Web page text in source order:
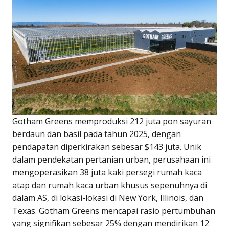
Gotham Greens memproduksi 212 juta pon sayuran
berdaun dan basil pada tahun 2025, dengan
pendapatan diperkirakan sebesar $143 juta. Unik
dalam pendekatan pertanian urban, perusahaan ini
mengoperasikan 38 juta kaki persegi rumah kaca
atap dan rumah kaca urban khusus sepenuhnya di
dalam AS, di lokasi-lokasi di New York, Illinois, dan
Texas. Gotham Greens mencapai rasio pertumbuhan
yang signifikan sebesar 25% dengan mendirikan 12